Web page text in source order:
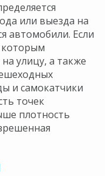
или выезда на
автомобили. Если
которым
улицу, а также
и самокатчики
точек
плотность